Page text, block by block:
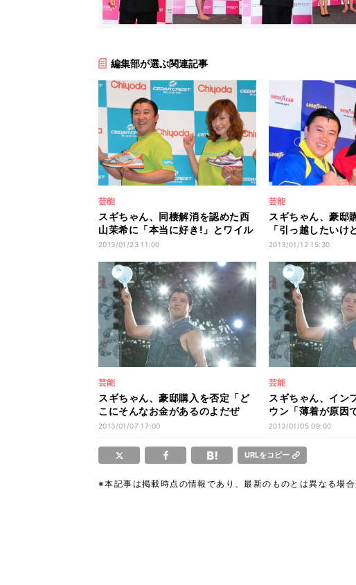
編集部が選ぶ関連記事
芸能
スギちゃん、同棲解消を認めた西
山茉希に「本当に好き!」とワイル
ドに告白
2013/01/23 11:00
芸能
スギちゃん、豪邸
「引っ越したいけ
が…」
2013/01/12 15:30
芸能
スギちゃん、豪邸購入を否定「ど
こにそんなお金があるのよだぜ
ぇ」
2013/01/07 17:00
芸能
スギちゃん、イン
ウン「薄着が原因
が落ちた」
2013/01/05 09:00
URLをコピー
※本記事は掲載時点の情報であり、最新のものとは異なる場